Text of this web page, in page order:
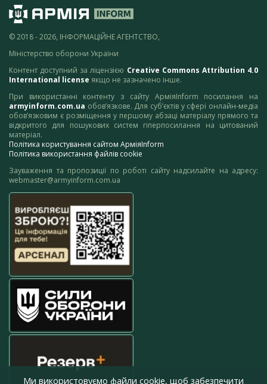
© 2018 - 2026, ІНФОРМАЦІЙНЕ АГЕНТСТВО,
Міністерство оборони України
Контент доступний за ліцензією Creative Commons Attribution 4.0
International license якщо не зазначено інше.
При використанні контенту з сайту АрміяInform посилання на
armyinform.com.ua обов’язкове. Для суб’єктів у сфері онлайн-медіа
обов’язковим є розміщення у першому абзаці матеріалу прямого та
відкритого для пошукових систем гіперпосилання на цитований
матеріал.
Політика користування сайтом АрміяInform
Політика використання файлів cookie
Зауваження та пропозиції по роботі сайту надсилайте на адресу:
webmaster@armyinform.com.ua
Ми використовуємо файли cookie, щоб забезпечити